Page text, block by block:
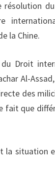
la Chine.
Droit
Al-
des
fait que
la situation